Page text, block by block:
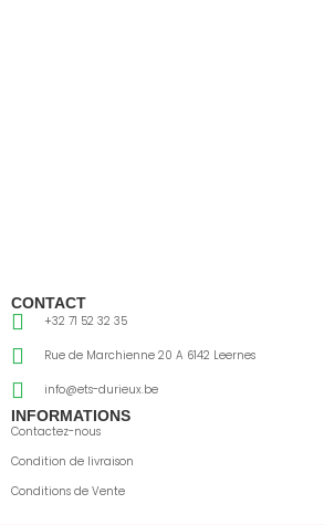
CONTACT
+32 71 52 32 35
Rue de Marchienne 20 A 6142 Leernes
info@ets-durieux.be
INFORMATIONS
Contactez-nous
Condition de livraison
Conditions de Vente